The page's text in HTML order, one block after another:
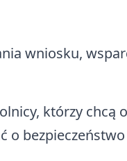
wniosku,
którzy
o